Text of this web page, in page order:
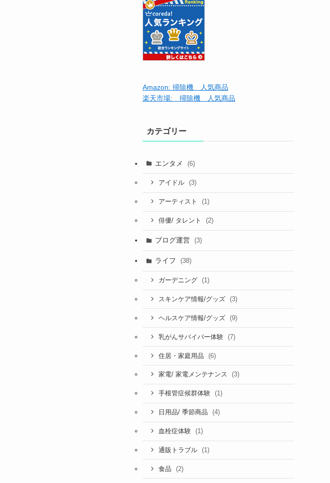
Amazon: 掃除機 人気商品
楽天市場: 掃除機 人気商品
カテゴリー
エンタメ (6)
アイドル (3)
アーティスト (1)
俳優/ タレント (2)
ブログ運営 (3)
ライフ (38)
ガーデニング (1)
スキンケア情報/グッズ (3)
ヘルスケア情報/グッズ (9)
乳がんサバイバー体験 (7)
住居・家庭用品 (6)
家電/ 家電メンテナンス (3)
手根管症候群体験 (1)
日用品/ 季節商品 (4)
血栓症体験 (1)
通販トラブル (1)
食品 (2)